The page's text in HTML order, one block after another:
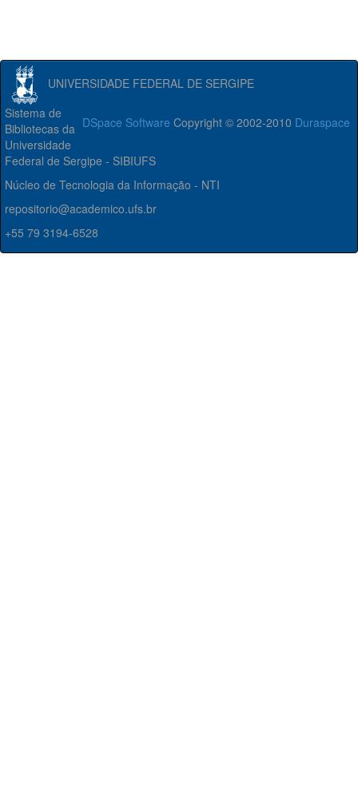
UNIVERSIDADE FEDERAL DE SERGIPE
DSpace Software Copyright © 2002-2010 Duraspace
Sistema de
Bibliotecas da
Universidade
Federal de Sergipe - SIBIUFS
Núcleo de Tecnologia da Informação - NTI
repositorio@academico.ufs.br
+55 79 3194-6528